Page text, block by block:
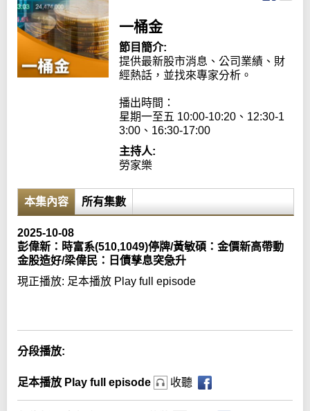
一桶金
節目簡介:
提供最新股市消息、公司業績、財
經熱話，並找來專家分析。
播出時間：
星期一至五 10:00-10:20、12:30-1
3:00、16:30-17:00
主持人:
勞家樂
本集內容 所有集數
2025-10-08
彭偉新：時富系(510,1049)停牌/黃敏碩：金價新高帶動
金股造好/梁偉民：日債孳息突急升
現正播放: 足本播放 Play full episode
分段播放:
足本播放 Play full episode 收聽